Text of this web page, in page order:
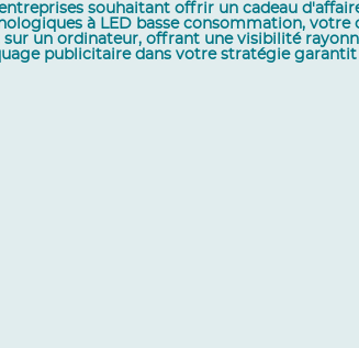
souhaitant offrir un cadeau
à LED basse consommation,
un ordinateur, offrant une visibilité
publicitaire dans votre stratégie